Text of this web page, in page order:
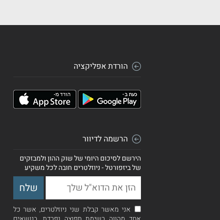
הורדת אפליקציה
הרשמה לדיוור
הירשם לסיכום היומי של שוק ההון ולמבזקים
של ביזפורטל - ניוזלטרים חובה לכל משקיע
אני מאשר קבלת שני ניוזלטרים, אשר כל